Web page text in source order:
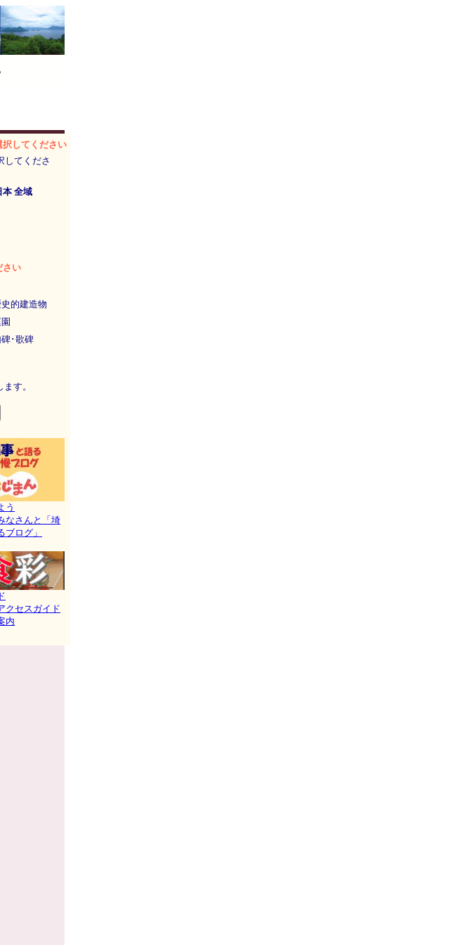
択してください
してくださ
本 全域
さい
的建造物
･歌碑
す。
う
なさんと「埼
ログ」
クセスガイド
内